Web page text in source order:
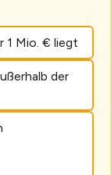
1 Mio. € liegt
der